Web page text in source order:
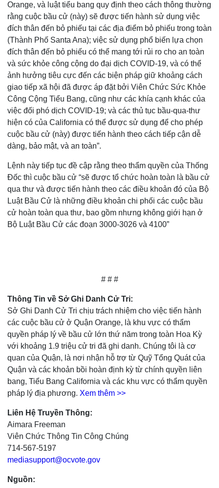
Orange, và luật tiểu bang quy định theo cách thông thường
rằng cuộc bầu cử (này) sẽ được tiến hành sử dụng việc
đích thân đến bỏ phiếu tại các địa điểm bỏ phiếu trong toàn
(Thành Phố Santa Ana); việc sử dụng phổ biến lựa chọn
đích thân đến bỏ phiếu có thể mang tới rủi ro cho an toàn
và sức khỏe công cộng do đại dịch COVID-19, và có thể
ảnh hưởng tiêu cực đến các biện pháp giữ khoảng cách
giao tiếp xã hội đã được áp đặt bởi Viên Chức Sức Khỏe
Công Cộng Tiểu Bang, cũng như các khía cạnh khác của
việc đối phó dịch COVID-19; và các thủ tục bầu-qua-thư
hiện có của California có thể được sử dụng để cho phép
cuộc bầu cử (này) được tiến hành theo cách tiếp cận dễ
dàng, bảo mật, và an toàn”.
Lệnh này tiếp tục đề cập rằng theo thẩm quyền của Thống
Đốc thì cuộc bầu cử “sẽ được tổ chức hoàn toàn là bầu cử
qua thư và được tiến hành theo các điều khoản đó của Bộ
Luật Bầu Cử là những điều khoản chi phối các cuộc bầu
cử hoàn toàn qua thư, bao gồm nhưng không giới hạn ở
Bộ Luật Bầu Cử các đoạn 3000-3026 và 4100”
# # #
Thông Tin về Sở Ghi Danh Cử Tri:
Sở Ghi Danh Cử Tri chịu trách nhiệm cho việc tiến hành
các cuộc bầu cử ở Quận Orange, là khu vực có thẩm
quyền pháp lý về bầu cử lớn thứ năm trong toàn Hoa Kỳ
với khoảng 1.9 triệu cử tri đã ghi danh. Chúng tôi là cơ
quan của Quận, là nơi nhận hỗ trợ từ Quỹ Tổng Quát của
Quận và các khoản bồi hoàn định kỳ từ chính quyền liên
bang, Tiểu Bang California và các khu vực có thẩm quyền
pháp lý địa phương. Xem thêm >>
Liên Hệ Truyền Thông:
Aimara Freeman
Viên Chức Thông Tin Công Chúng
714-567-5197
mediasupport@ocvote.gov
Nguồn: